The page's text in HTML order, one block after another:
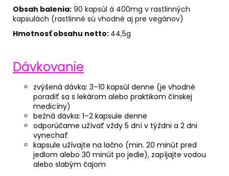
Obsah balenia: 90 kapsúl á 400mg v rastlinných
kapsulách (rastlinné sú vhodné aj pre vegánov)
Hmotnosť obsahu netto: 44,5g
Dávkovanie
zvýšená dávka: 3–10 kapsúl denne (je vhodné
poradiť sa s lekárom alebo praktikom čínskej
medicíny)
bežná dávka: 1–2 kapsule denne
odporúčame užívať vždy 5 dní v týždni a 2 dni
vynechať
kapsule užívajte na lačno (min. 20 minút pred
jedlom alebo 30 minút po jedle), zapíjajte vodou
alebo slabým čajom